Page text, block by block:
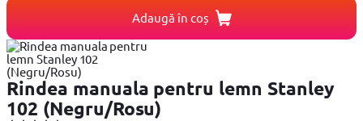
Adaugă în coș
Rindea manuala pentru lemn Stanley
102 (Negru/Rosu)